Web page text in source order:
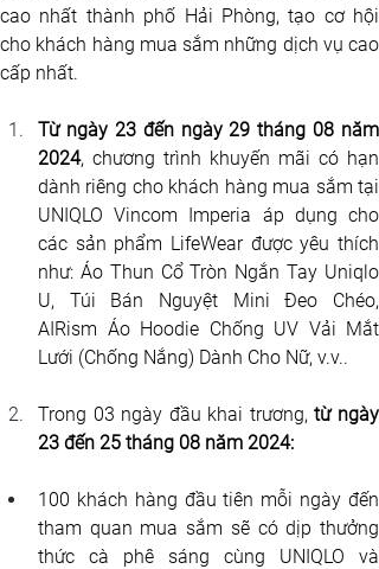
cao nhất thành phố Hải Phòng, tạo cơ hội
cho khách hàng mua sắm những dịch vụ cao
cấp nhất.
Từ ngày 23 đến ngày 29 tháng 08 năm
2024, chương trình khuyến mãi có hạn
dành riêng cho khách hàng mua sắm tại
UNIQLO Vincom Imperia áp dụng cho
các sản phẩm LifeWear được yêu thích
như: Áo Thun Cổ Tròn Ngắn Tay Uniqlo
U, Túi Bán Nguyệt Mini Đeo Chéo,
AIRism Áo Hoodie Chống UV Vải Mắt
Lưới (Chống Nắng) Dành Cho Nữ, v.v..
Trong 03 ngày đầu khai trương, từ ngày
23 đến 25 tháng 08 năm 2024:
100 khách hàng đầu tiên mỗi ngày đến
tham quan mua sắm sẽ có dịp thưởng
thức cà phê sáng cùng UNIQLO và